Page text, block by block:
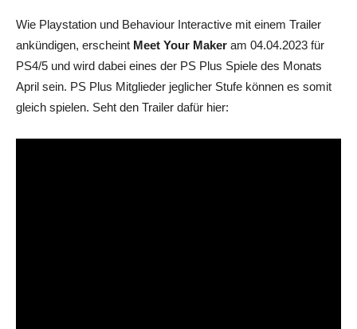
Wie Playstation und Behaviour Interactive mit einem Trailer
ankündigen, erscheint Meet Your Maker am 04.04.2023 für
PS4/5 und wird dabei eines der PS Plus Spiele des Monats
April sein. PS Plus Mitglieder jeglicher Stufe können es somit
gleich spielen. Seht den Trailer dafür hier: